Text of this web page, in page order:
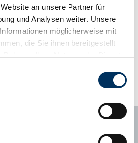
an unsere Partner für
und Analysen weiter. Unsere
möglicherweise mit
die Sie ihnen bereitgestellt
Webseite weiterhin nutzen.
aus der Gebrauchskreuzung
vom Mittelwert
10487
-2
281
280.2
1.1